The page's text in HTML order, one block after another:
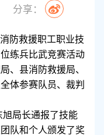
分享：
防救援职工职业技
练兵比武竞赛活动
、县消防救援局、
体参赛队员、裁判
局长通报了技能
队和个人颁发了奖